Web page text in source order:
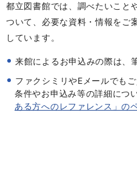
都立図書館では、調べたいこと
ついて、必要な資料・情報をご
しています。
来館によるお申込みの際は、
ファクシミリやEメールでも
条件やお申込み等の詳細につ
ある方へのレファレンス」の